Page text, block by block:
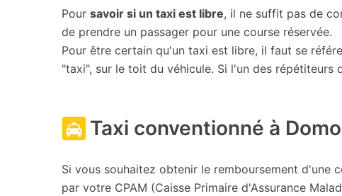
Pour savoir si un taxi est libre, il ne suffit pas de
de prendre un passager pour une course réservée.
Pour être certain qu'un taxi est libre, il faut se
"taxi", sur le toit du véhicule. Si l'un des
Taxi conventionné à
Si vous souhaitez obtenir le remboursement d'une
par votre CPAM (Caisse Primaire d'Assurance